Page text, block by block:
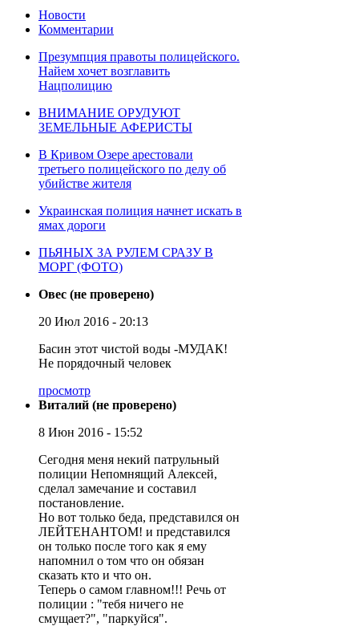
Новости
Комментарии
Презумпция правоты полицейского.
Найем хочет возглавить
Нацполицию
ВНИМАНИЕ ОРУДУЮТ
ЗЕМЕЛЬНЫЕ АФЕРИСТЫ
В Кривом Озере арестовали
третьего полицейского по делу об
убийстве жителя
Украинская полиция начнет искать в
ямах дороги
ПЬЯНЫХ ЗА РУЛЕМ СРАЗУ В
МОРГ (ФОТО)
Овес (не проверено)
20 Июл 2016 - 20:13
Басин этот чистой воды -МУДАК!
Не порядочный человек
просмотр
Виталий (не проверено)
8 Июн 2016 - 15:52
Сегодня меня некий патрульный
полиции Непомнящий Алексей,
сделал замечание и составил
постановление.
Но вот только беда, представился он
ЛЕЙТЕНАНТОМ! и представился
он только после того как я ему
напомнил о том что он обязан
сказать кто и что он.
Теперь о самом главном!!! Речь от
полиции : "тебя ничего не
смущает?", "паркуйся".